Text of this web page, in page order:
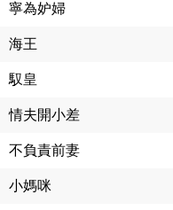
寧為妒婦
海王
馭皇
情夫開小差
不負責前妻
小媽咪